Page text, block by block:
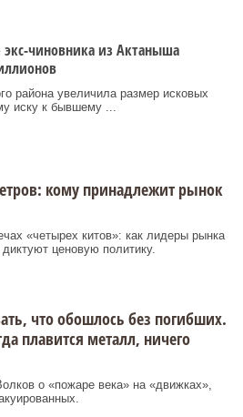
чиновника из Актаныша
района увеличила размер исковых
иску к бывшему ...
кому принадлежит рынок
«четырех китов»: как лидеры рынка
ценовую политику.
что обошлось без погибших.
плавится металл, ничего
о «пожаре века» на «движках»,